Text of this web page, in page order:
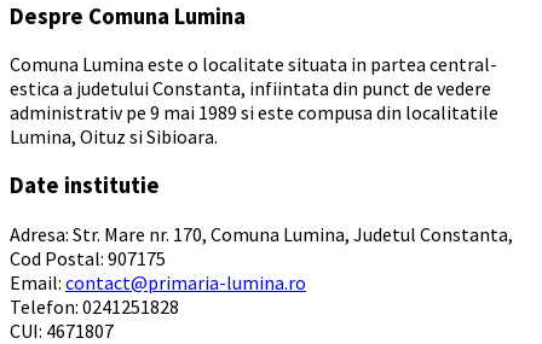
Despre Comuna Lumina
Comuna Lumina este o localitate situata in partea central-
estica a judetului Constanta, infiintata din punct de vedere
administrativ pe 9 mai 1989 si este compusa din localitatile
Lumina, Oituz si Sibioara.
Date institutie
Adresa: Str. Mare nr. 170, Comuna Lumina, Judetul Constanta,
Cod Postal: 907175
Email: contact@primaria-lumina.ro
Telefon: 0241251828
CUI: 4671807